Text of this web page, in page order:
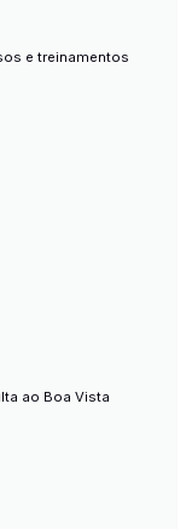
e treinamentos
ao Boa Vista